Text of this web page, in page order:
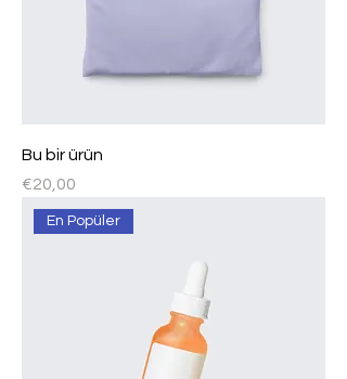
Bu bir ürün
Fiyat
€20,00
En Popüler